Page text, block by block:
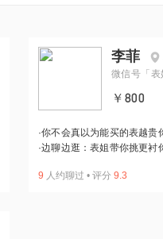
李菲
微信号「
￥800
·你不会真以为能买的表越贵
·边聊边逛：表姐带你挑更衬
9 人约聊过 • 评分 9.3